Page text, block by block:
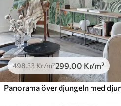
498.33Kr/m²299 .00 Kr/m²
Panorama över djungeln med djur